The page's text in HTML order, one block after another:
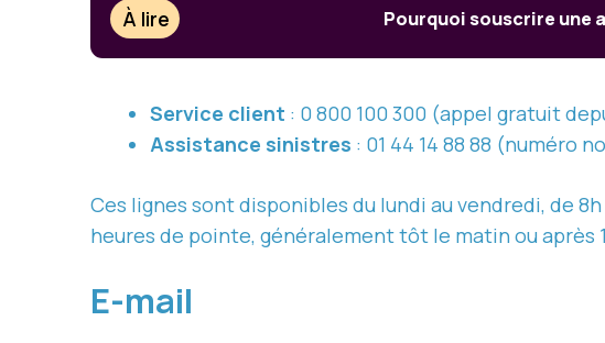
À lire Pourquoi souscrire une
Service client : 0 800 100 300 (appel gratuit
Assistance sinistres : 01 44 14 88 88 (numéro
Ces lignes sont disponibles du lundi au vendredi, de
heures de pointe, généralement tôt le matin ou après
E-mail